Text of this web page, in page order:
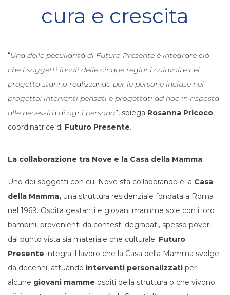
cura e crescita
“Una delle peculiarità di Futuro Presente è integrare ciò
che i soggetti locali delle cinque regioni coinvolte nel
progetto stanno realizzando per le persone incluse nel
progetto: interventi pensati e progettati ad hoc in risposta
alle necessità di ogni persona”, spiega Rosanna Pricoco,
coordinatrice di Futuro Presente.
La collaborazione tra Nove e la Casa della Mamma
Uno dei soggetti con cui Nove sta collaborando è la Casa
della Mamma, una struttura residenziale fondata a Roma
nel 1969. Ospita gestanti e giovani mamme sole con i loro
bambini, provenienti da contesti degradati, spesso poveri
dal punto vista sia materiale che culturale. Futuro
Presente integra il lavoro che la Casa della Mamma svolge
da decenni, attuando interventi personalizzati per
alcune giovani mamme ospiti della struttura o che vivono